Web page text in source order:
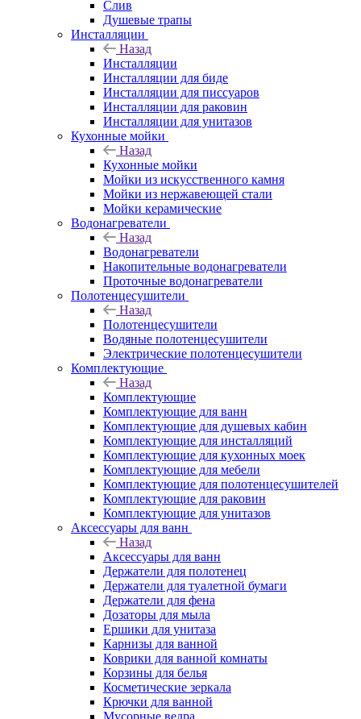
Слив
Душевые трапы
Инсталляции
Назад
Инсталляции
Инсталляции для биде
Инсталляции для писсуаров
Инсталляции для раковин
Инсталляции для унитазов
Кухонные мойки
Назад
Кухонные мойки
Мойки из искусственного камня
Мойки из нержавеющей стали
Мойки керамические
Водонагреватели
Назад
Водонагреватели
Накопительные водонагреватели
Проточные водонагреватели
Полотенцесушители
Назад
Полотенцесушители
Водяные полотенцесушители
Электрические полотенцесушители
Комплектующие
Назад
Комплектующие
Комплектующие для ванн
Комплектующие для душевых кабин
Комплектующие для инсталляций
Комплектующие для кухонных моек
Комплектующие для мебели
Комплектующие для полотенцесушителей
Комплектующие для раковин
Комплектующие для унитазов
Аксессуары для ванн
Назад
Аксессуары для ванн
Держатели для полотенец
Держатели для туалетной бумаги
Держатели для фена
Дозаторы для мыла
Ершики для унитаза
Карнизы для ванной
Коврики для ванной комнаты
Корзины для белья
Косметические зеркала
Крючки для ванной
Мусорные ведра